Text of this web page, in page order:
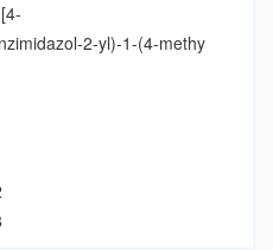
2-yl)-1-(4-methy